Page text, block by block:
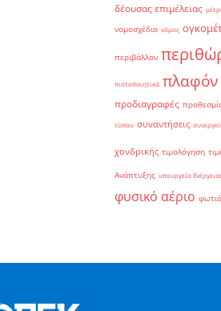
δέουσας επιμέλειας
νομοσχέδιο νόμος
περιβάλλον
πιστοποιητικά πλαφόν
προδιαγραφές
τύπου συναντήσεις
χονδρικής τιμολόγηση
Ανάπτυξης υπουργείο
φυσικό αέριο φωτιά